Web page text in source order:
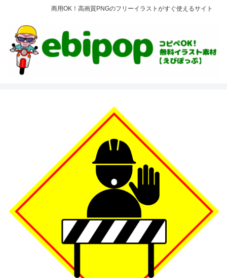
商用OK！高画質PNGのフリーイラストがすぐ使えるサイト